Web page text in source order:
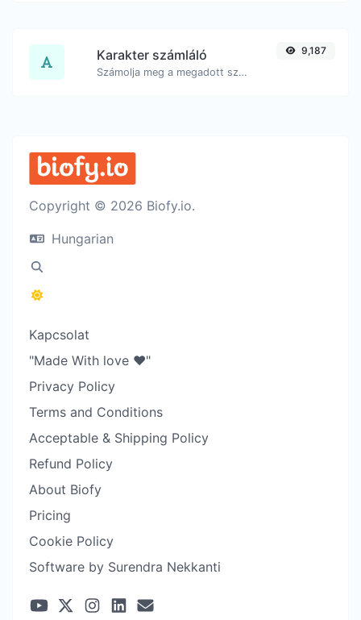
Karakter számláló
Számolja meg a megadott szöveg karaktereinek és szavainak számát.
9,187
Copyright © 2026 Biofy.io.
Hungarian
Kapcsolat
"Made With love ❤️"
Privacy Policy
Terms and Conditions
Acceptable & Shipping Policy
Refund Policy
About Biofy
Pricing
Cookie Policy
Software by Surendra Nekkanti